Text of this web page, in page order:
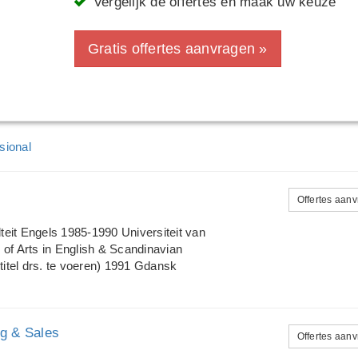
Gratis offertes aanvragen »
Engels 1985-1990 Universiteit van
Arts in English & Scandinavian
drs. te voeren) 1991 Gdansk
cursus van 3 maanden
2 niveau II behaald 2003
vakken) Professionele loopbaan Sept
Offertes
& Sales Offertes